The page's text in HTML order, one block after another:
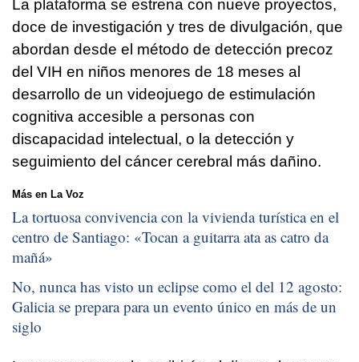
La plataforma se estrena con nueve proyectos,
doce de investigación y tres de divulgación, que
abordan desde el método de detección precoz
del VIH en niños menores de 18 meses al
desarrollo de un videojuego de estimulación
cognitiva accesible a personas con
discapacidad intelectual, o la detección y
seguimiento del cáncer cerebral más dañino.
Más en La Voz
La tortuosa convivencia con la vivienda turística en el
centro de Santiago: «Tocan a guitarra ata as catro da
mañá»
No, nunca has visto un eclipse como el del 12 agosto:
Galicia se prepara para un evento único en más de un
siglo